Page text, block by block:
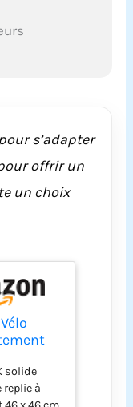
s’adapter
offrir un
un choix
de 102
solide
replie à